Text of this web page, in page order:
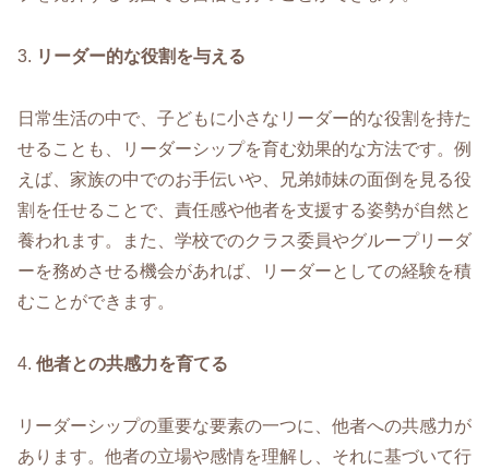
3. リーダー的な役割を与える
日常生活の中で、子どもに小さなリーダー的な役割を持た
せることも、リーダーシップを育む効果的な方法です。例
えば、家族の中でのお手伝いや、兄弟姉妹の面倒を見る役
割を任せることで、責任感や他者を支援する姿勢が自然と
養われます。また、学校でのクラス委員やグループリーダ
ーを務めさせる機会があれば、リーダーとしての経験を積
むことができます。
4. 他者との共感力を育てる
リーダーシップの重要な要素の一つに、他者への共感力が
あります。他者の立場や感情を理解し、それに基づいて行